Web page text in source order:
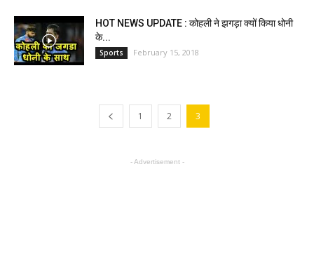
HOT NEWS UPDATE : कोहली ने झगड़ा क्यों किया धोनी
के...
Sports February 15, 2018
1 2 3
- Advertisement -